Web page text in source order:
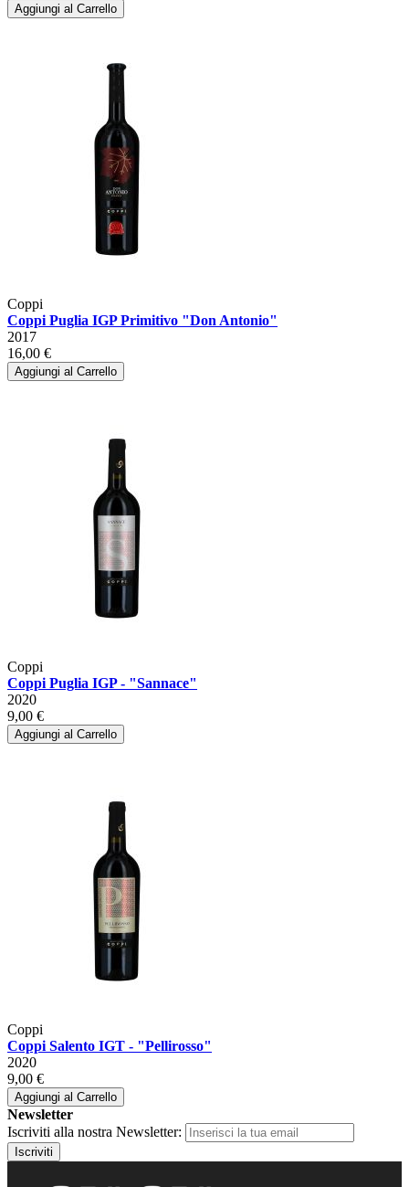
Aggiungi al Carrello
Coppi
Coppi Puglia IGP Primitivo "Don Antonio"
2017
16,00 €
Aggiungi al Carrello
Coppi
Coppi Puglia IGP - "Sannace"
2020
9,00 €
Aggiungi al Carrello
Coppi
Coppi Salento IGT - "Pellirosso"
2020
9,00 €
Aggiungi al Carrello
Newsletter
Iscriviti alla nostra Newsletter:
Iscriviti